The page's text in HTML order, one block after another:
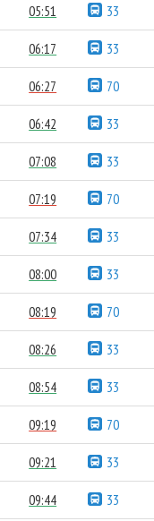
05:51 33
06:17 33
06:27 70
06:42 33
07:08 33
07:19 70
07:34 33
08:00 33
08:19 70
08:26 33
08:54 33
09:19 70
09:21 33
09:44 33